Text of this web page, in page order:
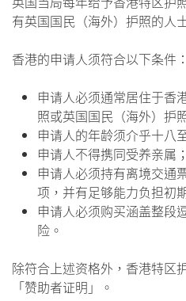
有英国国民（海外）护照的人
香港的申请人须符合以下条件：
申请人必须通常居住于香
照或英国国民（海外）护
申请人的年龄须介乎十八
申请人不得携同受养亲属；
申请人必须持有离境交通
项，并有足够能力负担初
申请人必须购买涵盖整段
险。
除符合上述资格外，香港特区
「赞助者证明」。